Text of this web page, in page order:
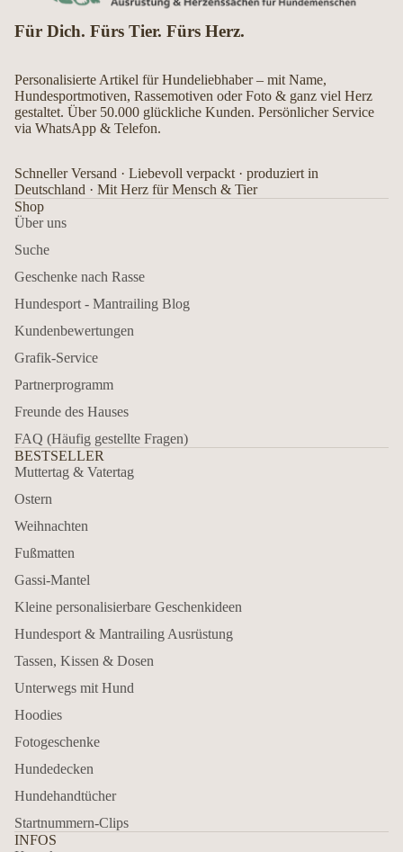
Für Dich. Fürs Tier. Fürs Herz.
Personalisierte Artikel für Hundeliebhaber – mit Name,
Hundesportmotiven, Rassemotiven oder Foto & ganz viel Herz
gestaltet. Über 50.000 glückliche Kunden. Persönlicher Service
via WhatsApp & Telefon.
Schneller Versand · Liebevoll verpackt · produziert in
Deutschland · Mit Herz für Mensch & Tier
Shop
Über uns
Suche
Geschenke nach Rasse
Hundesport - Mantrailing Blog
Kundenbewertungen
Grafik-Service
Partnerprogramm
Freunde des Hauses
FAQ (Häufig gestellte Fragen)
BESTSELLER
Muttertag & Vatertag
Ostern
Weihnachten
Fußmatten
Gassi-Mantel
Kleine personalisierbare Geschenkideen
Hundesport & Mantrailing Ausrüstung
Tassen, Kissen & Dosen
Unterwegs mit Hund
Hoodies
Fotogeschenke
Hundedecken
Hundehandtücher
Startnummern-Clips
INFOS